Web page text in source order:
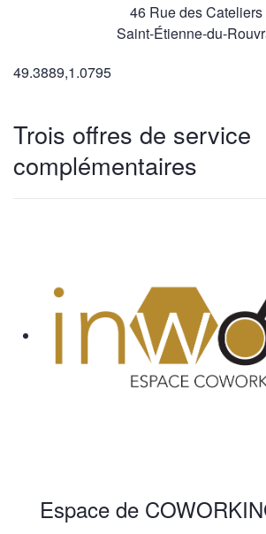
46 Rue des Cateliers
Saint-Étienne-du-
49.3889,1.0795
Trois offres de service
complémentaires
Espace de